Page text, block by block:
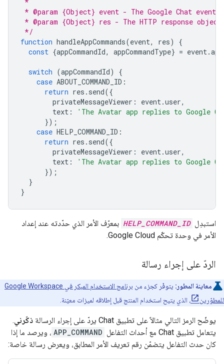
* @param {Object} event - The Google Chat event.
* @param {Object} res - The HTTP response
*/
function handleAppCommands(event, res)
{
const {appCommandId, appCommandType} = event.
switch (appCommandId)
{
case ABOUT_COMMAND_ID :
return res . send({
privateMessageViewer : event.user,
text :
'The Avatar app replies to Google
});
case HELP_COMMAND_ID :
return res . send({
privateMessageViewer : event.user,
text :
'The Avatar app replies to Google
});
}
}
استبدِل HELP_COMMAND_ID بمعرّف الأمر الذي حدّدته عند إعداد
الأمر في وحدة تحكّم Google Cloud.
الردّ على إجراء رسالة
معاينة المطور: يتوفّر كجزء من
برنامج الاستخدام المبكر في Google Workspace
للمطوّرين
، الذي يتيح استخدام المنتج قبل إطلاقه لميزات معيّنة.
يوضّح الرمز التالي مثالاً على تطبيق Chat يردّ على إجراء الرسالة ذكّرني.
يتعامل تطبيق Chat مع أحداث التفاعل
APP_COMMAND ، ويرصد ما إذا
كان حدث التفاعل يتضمّن رقم تعريف الأمر المطابق، ويعرض رسالة خاصة: